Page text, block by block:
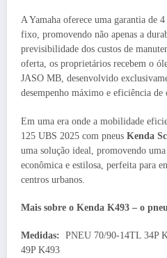
A Yamaha oferece uma garantia de
fixo, promovendo não apenas a
previsibilidade dos custos de
oferta, os proprietários recebem o
JASO MB, desenvolvido
desempenho máximo e eficiência de
Em uma era onde a mobilidade
125 UBS 2025 com pneus Kenda
uma solução ideal, promovendo uma
econômica e estilosa, perfeita para
centros urbanos.
Mais sobre o Kenda K493 – o
Medidas: PNEU 70/90-14TL 34P
49P K493